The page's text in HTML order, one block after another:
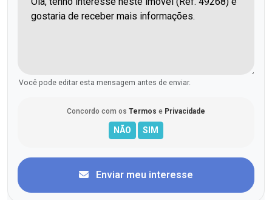
Você pode editar esta mensagem antes de enviar.
Concordo com os Termos e Privacidade
Enviar meu interesse